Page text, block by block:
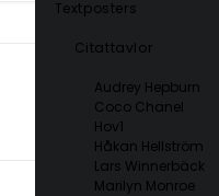
Textposters
Citattavlor
Audrey Hepburn
Coco Chanel
Hov1
Håkan Hellström
Lars Winnerbäck
Marilyn Monroe